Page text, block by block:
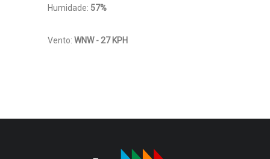
Humidade: 57%
Vento: WNW - 27 KPH